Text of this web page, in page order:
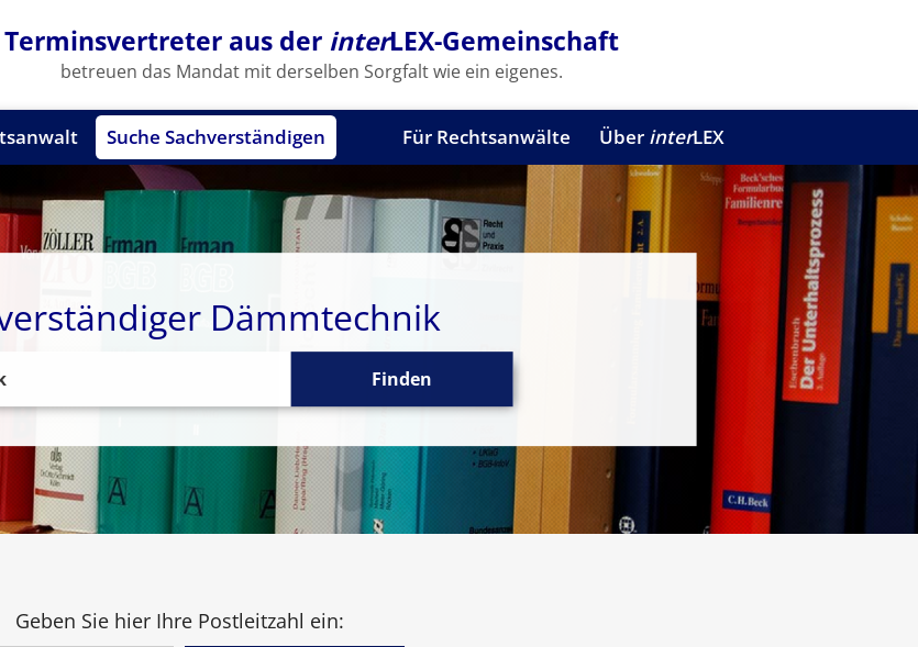
Terminsvertreter aus der interLEX-Gemeinschaft
betreuen das Mandat mit derselben Sorgfalt wie ein eigenes.
Suche Sachverständigen Für Rechtsanwälte Über interLEX
Dämmtechnik
Finden
Geben Sie hier Ihre Postleitzahl ein: